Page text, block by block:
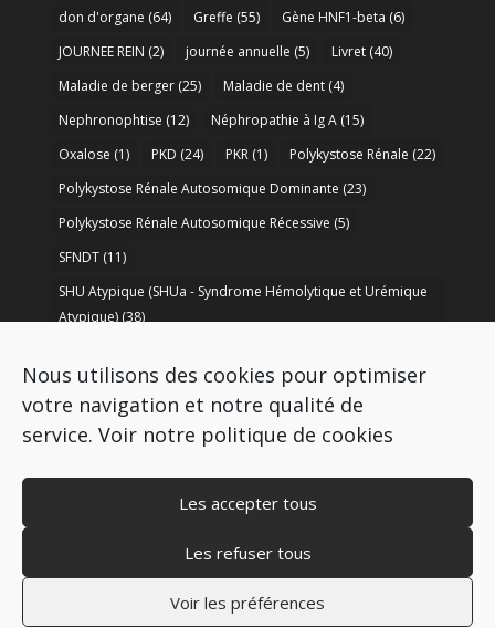
Nous utilisons des cookies pour optimiser
votre navigation et notre qualité de
service. Voir notre politique de cookies
Les accepter tous
Les refuser tous
Voir les préférences
don d'organe (64) Greffe (55) Gène HNF1-beta (6)
JOURNEE REIN (2) journée annuelle (5) Livret(40)
Maladie de berger(25) Maladie de dent(4)
Nephronophtise (12) Néphropathie à Ig A(15)
Oxalose (1) PKD (24) PKR(1) Polykystose Rénale (22)
Polykystose Rénale Autosomique Dominante (23)
Polykystose Rénale Autosomique Récessive (5)
SFNDT(11)
SHU Atypique (SHUa - Syndrome Hémolytique et Urémique
Atypique)(38)
Syndrome de Bartter(8) Syndrome d’Alport(37)
Mentions légales–Politique de cookies
Politique de protection des données